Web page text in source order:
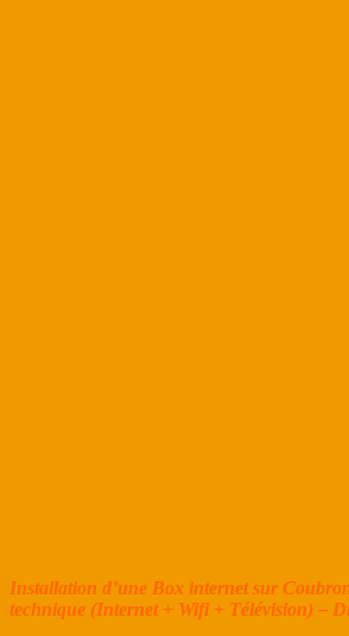
Installation d’une Box internet sur
technique (Internet + Wifi + Télévision) –